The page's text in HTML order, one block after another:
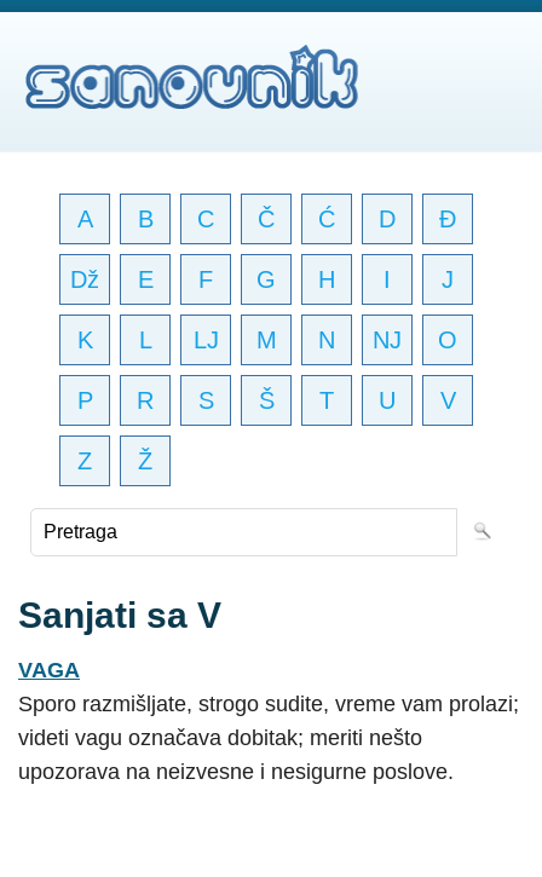
A B C Č Ć D Đ
Dž E F G H I J
K L LJ M N NJ O
P R S Š T U V
Z Ž
Sanjati sa V
VAGA
Sporo razmišljate, strogo sudite, vreme vam prolazi;
videti vagu označava dobitak; meriti nešto
upozorava na neizvesne i nesigurne poslove.